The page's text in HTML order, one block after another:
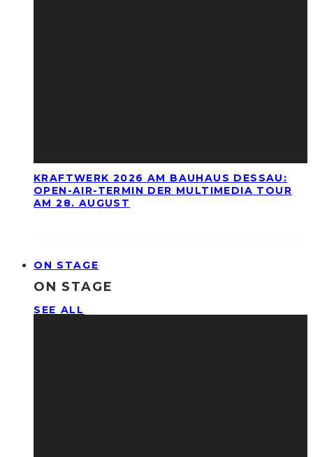
KRAFTWERK 2026 AM BAUHAUS DESSAU:
OPEN-AIR-TERMIN DER MULTIMEDIA TOUR
AM 28. AUGUST
ON STAGE
ON STAGE
SEE ALL